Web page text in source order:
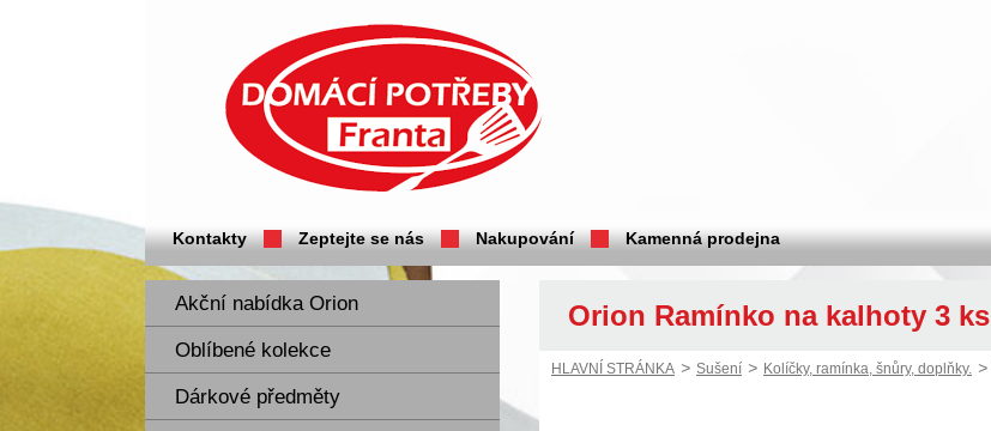
Kontakty Zeptejte se nás Nakupování Kamenná prodejna
Akční nabídka Orion
Oblíbené kolekce
Dárkové předměty
Orion Ramínko na kalhoty 3 ks
HLAVNÍ STRÁNKA > Sušení > Kolíčky, ramínka, šnůry, doplňky. >